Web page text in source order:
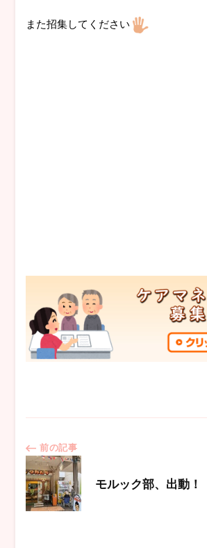
また招集してください
投
稿
ナ
前の記事
モルック部、出動！